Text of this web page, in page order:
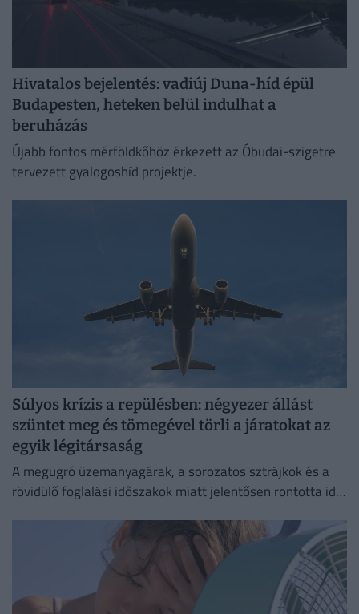
Hivatalos bejelentés: vadiúj Duna-híd épül
Budapesten, heteken belül indulhat a
beruházás
Újabb fontos mérföldkőhöz érkezett az Óbudai-szigetre
tervezett gyalogoshíd projektje.
Súlyos krízis a repülésben: négyezer állást
szüntet meg és tömegével törli a járatokat az
egyik légitársaság
A megugró üzemanyagárak, a sorozatos sztrájkok és a
rövidülő foglalási időszakok miatt jelentősen rontotta idei